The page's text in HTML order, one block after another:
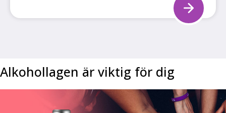
Alkohollagen är viktig för dig